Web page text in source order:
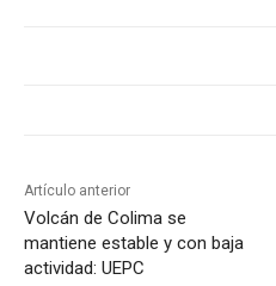
Artículo anterior
Volcán de Colima se
mantiene estable y con baja
actividad: UEPC